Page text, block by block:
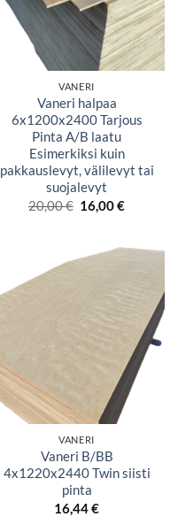
VANERI
Vaneri halpaa
6x1200x2400 Tarjous
Pinta A/B laatu
Esimerkiksi kuin
pakkauslevyt, välilevyt tai
suojalevyt
20,00€ Alkuperäinen
hinta
16,00€
VANERI
Vaneri B/BB
4x1220x2440 Twin siisti
pinta
16,44€